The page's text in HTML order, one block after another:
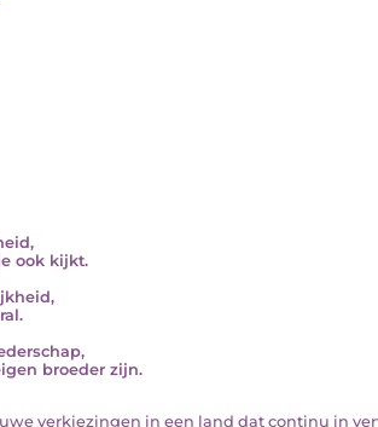
ook kijkt.
broeder zijn.
verkiezingen in een land dat continu in